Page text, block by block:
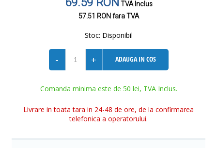
TVA Inclus
57.51 RONfara TVA
Stoc: Disponibil
- + ADAUGA IN COS
Comanda minima este de 50 lei, TVA Inclus.
Livrare in toata tara in 24-48 de ore, de la confirmarea
telefonica a operatorului.